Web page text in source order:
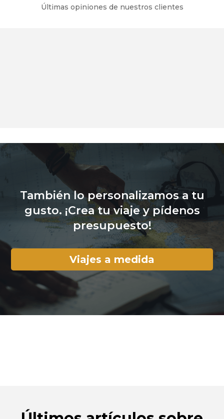
Últimas opiniones de nuestros clientes
También lo personalizamos a tu
gusto. ¡Crea tu viaje y pídenos
presupuesto!
Viajes a medida